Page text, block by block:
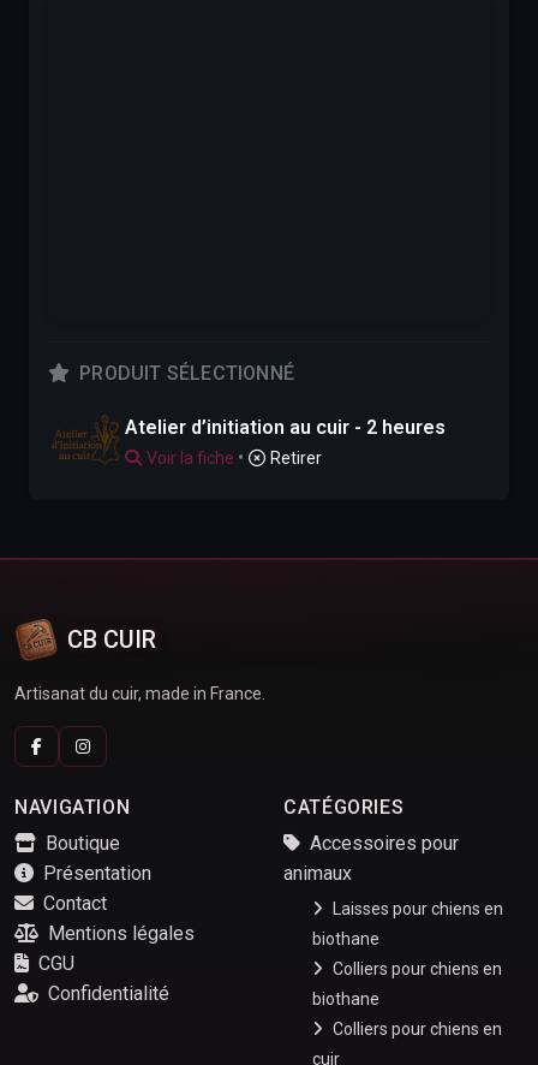
PRODUIT SÉLECTIONNÉ
Atelier d’initiation au cuir - 2 heures
Voir la fiche • Retirer
CB CUIR
Artisanat du cuir, made in France.
NAVIGATION
Boutique
Présentation
Contact
Mentions légales
CGU
Confidentialité
CATÉGORIES
Accessoires pour
animaux
Laisses pour chiens en
biothane
Colliers pour chiens en
biothane
Colliers pour chiens en
cuir